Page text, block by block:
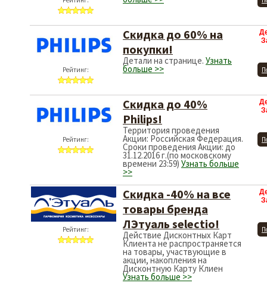
Рейтинг:
Скидка до 60% на
покупки!
Детали на странице. Узнать
больше >>
Рейтинг:
Скидка до 40%
Рhilips!
Территория проведения
Акции: Российская Федерация.
Сроки проведения Акции: до
31.12.2016 г.(по московскому
времени 23:59) Узнать больше
>>
Рейтинг:
Скидка -40% на все
товары бренда
ЛЭтуаль selectio!
Действие Дисконтных Карт
Клиента не распространяется
на товары, участвующие в
акции, накопления на
Дисконтную Карту Клиен
Узнать больше >>